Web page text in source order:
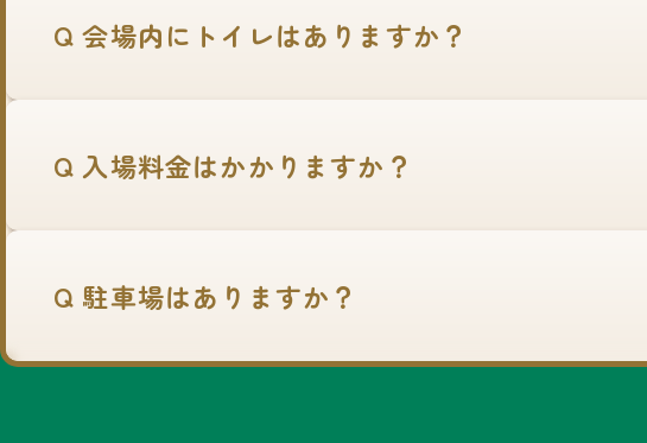
Q 会場内にトイレはありますか？
Q 入場料金はかかりますか？
Q 駐車場はありますか？